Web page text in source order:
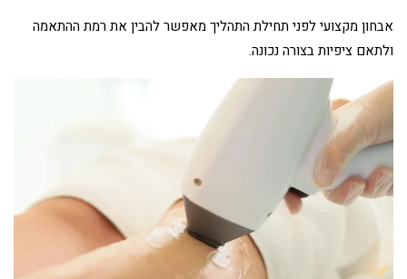
אבחון מקצועי לפני תחילת התהליך מאפשר להבין את רמת ההתאמה
ולתאם ציפיות בצורה נכונה.